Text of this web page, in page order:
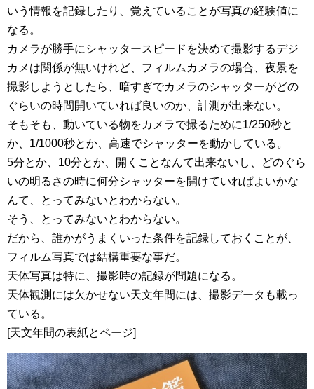
いう情報を記録したり、覚えていることが写真の経験値に
なる。
カメラが勝手にシャッタースピードを決めて撮影するデジ
カメは関係が無いけれど、フィルムカメラの場合、夜景を
撮影しようとしたら、暗すぎでカメラのシャッターがどの
ぐらいの時間開いていれば良いのか、計測が出来ない。
そもそも、動いている物をカメラで撮るために1/250秒と
か、1/1000秒とか、高速でシャッターを動かしている。
5分とか、10分とか、開くことなんて出来ないし、どのぐら
いの明るさの時に何分シャッターを開けていればよいかな
んて、とってみないとわからない。
そう、とってみないとわからない。
だから、誰かがうまくいった条件を記録しておくことが、
フィルム写真では結構重要な事だ。
天体写真は特に、撮影時の記録が問題になる。
天体観測には欠かせない天文年間には、撮影データも載っ
ている。
[天文年間の表紙とページ]